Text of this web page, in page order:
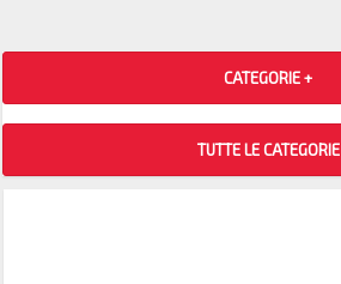
CATEGORIE +
TUTTE LE CATEGORIE